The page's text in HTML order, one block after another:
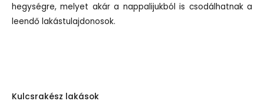
hegységre, melyet akár a nappalijukból is csodálhatnak a
leendő lakástulajdonosok.
Kulcsrakész lakások